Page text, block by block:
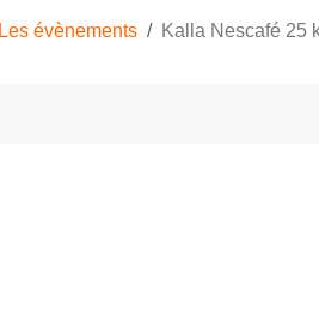
Les évènements Kalla Nescafé 25